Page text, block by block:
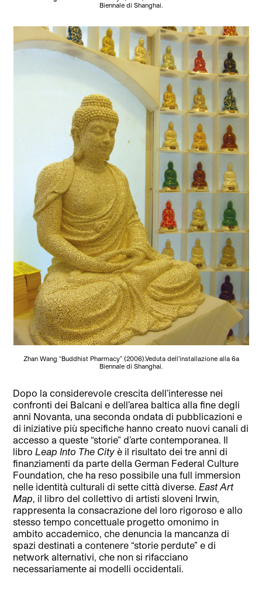
Biennale di Shanghai.
Zhan Wang “Buddhist Pharmacy” (2006).Veduta dell’installazione alla 6a
Biennale di Shanghai.
Dopo la considerevole crescita dell’interesse nei
confronti dei Balcani e dell’area baltica alla fine degli
anni Novanta, una seconda ondata di pubblicazioni e
di iniziative più specifiche hanno creato nuovi canali di
accesso a queste “storie” d’arte contemporanea. Il
libro Leap Into The City è il risultato dei tre anni di
finanziamenti da parte della German Federal Culture
Foundation, che ha reso possibile una full immersion
nelle identità culturali di sette città diverse. East Art
Map , il libro del collettivo di artisti sloveni Irwin,
rappresenta la consacrazione del loro rigoroso e allo
stesso tempo concettuale progetto omonimo in
ambito accademico, che denuncia la mancanza di
spazi destinati a contenere “storie perdute” e di
network alternativi, che non si rifacciano
necessariamente ai modelli occidentali.